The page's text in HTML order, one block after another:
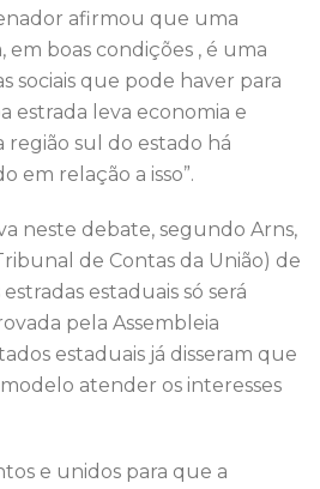
afirmou que uma
em boas condições , é uma
sociais que pode haver para
estrada leva economia e
região sul do estado há
em relação a isso”.
neste debate, segundo Arns,
de Contas da União) de
estaduais só será
pela Assembleia
estaduais já disseram que
atender os interesses
e unidos para que a